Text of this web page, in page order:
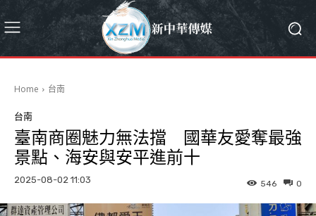
Home 台南
台南
臺南商圈魅力無法擋 國華友愛奪最強
景點、海安與安平進前十
2025-08-02 11:03 0
546